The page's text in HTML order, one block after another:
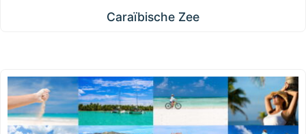
Caraïbische Zee